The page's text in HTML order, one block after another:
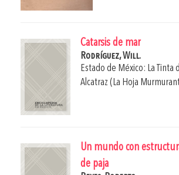
Catarsis de mar
Rodríguez, Will.
Estado de México: La Tinta
Alcatraz (La Hoja
Un mundo con
de paja